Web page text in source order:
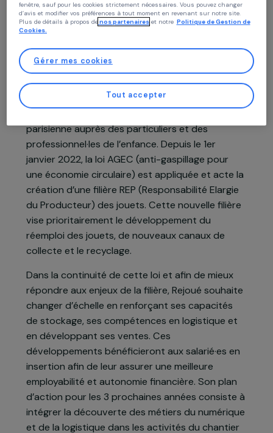
Présentation du projet
Chantier d’insertion et de revalorisation de
jouets de seconde main créé en 2010, Rejoué
assure l’insertion de personnes éloignées de
l’emploi, dont plus de 60 % sont des femmes, via
des activités de réemploi de jouets dans son
atelier à Vitry-sur-Seine (94) et leur revente à
des prix solidaires dans 2 boutiques en région
parisienne auprès des particuliers et des
professionnel·les de l’enfance. Depuis le 1er
janvier 2022, la loi AGEC (anti-gaspillage pour
création d’une filière REP (Responsabilité Elargie
du Producteur) des jouets. Cette nouvelle filière
vise prioritairement le développement du
réemploi des jouets, de nouveaux canaux de
collecte et le recyclage.
Dans la continuité de cette loi et afin de mieux
répondre aux enjeux de la filière, Rejoué souhaite
changer d’échelle en renforçant ses capacités
de stockage, ses compétences en logistique et
expérience sur notre site et notre blog. Cela nous permet de vous proposer
contenus personnalisés adaptés à votre profil et de fonctionnalités
performantes, des publicités au plus près de vos besoins, et de collecter des
données de trafic pour améliorer la qualité de notre site.
Vous pouvez consentir et cliquer sur «Tout accepter», paramètrer vos choix ou
«Continuer sans accepter» valant refus, en cliquant sur les boutons de cette
fenêtre, sauf pour les cookies strictement nécessaires. Vous pouvez changer
d’avis et modifier vos préférences à tout moment en revenant sur notre site.
Plus de détails à propos denos partenaires
Politique de Gestion
Cookies.
Gérer mes cookies
Tout accepter